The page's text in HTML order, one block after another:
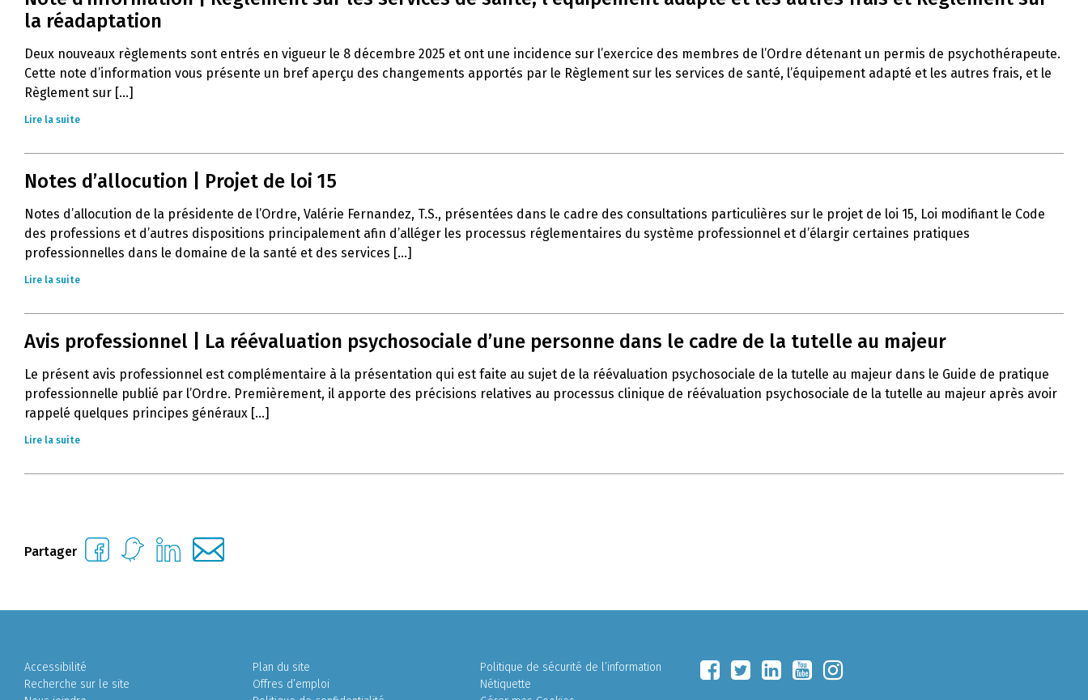
la réadaptation
Deux nouveaux règlements sont entrés en vigueur le 8 décembre 2025 et ont une incidence sur l’exercice des membres de l’Ordre détenant un permis de psychothérapeute.
Cette note d’information vous présente un bref aperçu des changements apportés par le Règlement sur les services de santé, l’équipement adapté et les autres frais, et le
Règlement sur [...]
Lire la suite
Notes d’allocution | Projet de loi 15
Notes d’allocution de la présidente de l’Ordre, Valérie Fernandez, T.S., présentées dans le cadre des consultations particulières sur le projet de loi 15, Loi modifiant le Code
des professions et d’autres dispositions principalement afin d’alléger les processus réglementaires du système professionnel et d’élargir certaines pratiques
professionnelles dans le domaine de la santé et des services [...]
Lire la suite
Avis professionnel | La réévaluation psychosociale d’une personne dans le cadre de la tutelle au majeur
Le présent avis professionnel est complémentaire à la présentation qui est faite au sujet de la réévaluation psychosociale de la tutelle au majeur dans le Guide de pratique
professionnelle publié par l’Ordre. Premièrement, il apporte des précisions relatives au processus clinique de réévaluation psychosociale de la tutelle au majeur après avoir
rappelé quelques principes généraux [...]
Lire la suite
Partager
Accessibilité
Recherche sur le site
Plan du site
Offres d’emploi
Politique de sécurité de l’information
Nétiquette